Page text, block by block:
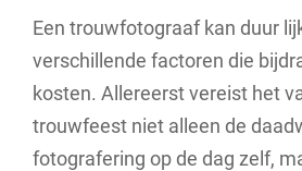
Een trouwfotograaf kan duur
verschillende factoren die
kosten. Allereerst vereist het
trouwfeest niet alleen de
fotografering op de dag zelf,